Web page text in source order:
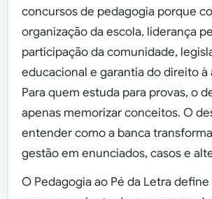
concursos de pedagogia porque
organização da escola, liderança
participação da comunidade,
educacional e garantia do direito à
Para quem estuda para provas, o
apenas memorizar conceitos. O
entender como a banca
gestão em enunciados, casos e
O Pedagogia ao Pé da Letra